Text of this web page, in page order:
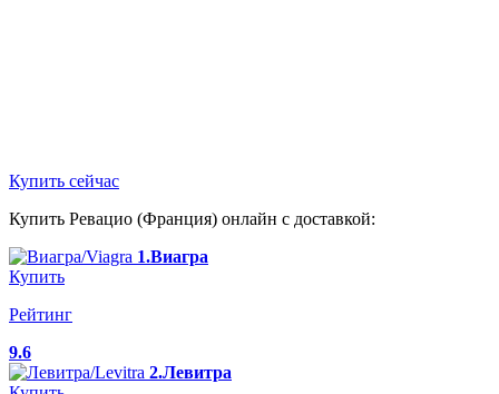
Купить сейчас
Купить Ревацио (Франция) онлайн с доставкой:
1.Виагра
Купить
Рейтинг
9.6
2.Левитра